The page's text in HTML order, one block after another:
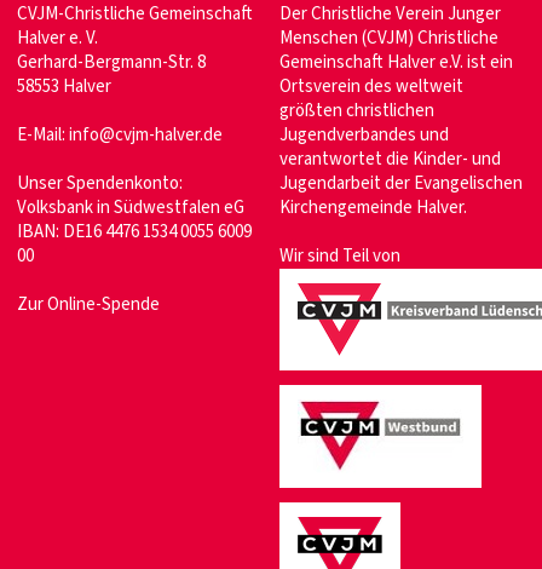
CVJM-Christliche Gemeinschaft
Halver e. V.
Gerhard-Bergmann-Str. 8
58553 Halver
E-Mail:info@cvjm-halver.de
Unser Spendenkonto:
Volksbank in Südwestfalen eG
IBAN: DE16 4476 1534 0055 6009
00
Zur Online-Spende
Der Christliche Verein Junger
Menschen (CVJM) Christliche
Gemeinschaft Halver e.V. ist ein
Ortsverein des weltweit
größten christlichen
Jugendverbandes und
verantwortet die Kinder- und
Jugendarbeit der Evangelischen
Kirchengemeinde Halver.
Wir sind Teil von